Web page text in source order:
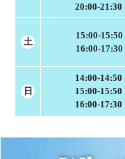
20:00-21:30
土
15:00-15:50
16:00-17:30
日
14:00-14:50
15:00-15:50
16:00-17:30